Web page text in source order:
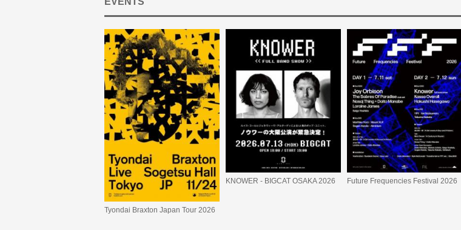
Tyondai Braxton Japan Tour 2026
KNOWER - BIGCAT OSAKA 2026 Future Frequencies Festival 2026